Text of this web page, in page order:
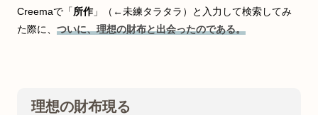
Creemaで「所作」（←未練タラタラ）と入力して検索してみ
た際に、 ついに、理想の財布と出会ったのである。
理想の財布現る